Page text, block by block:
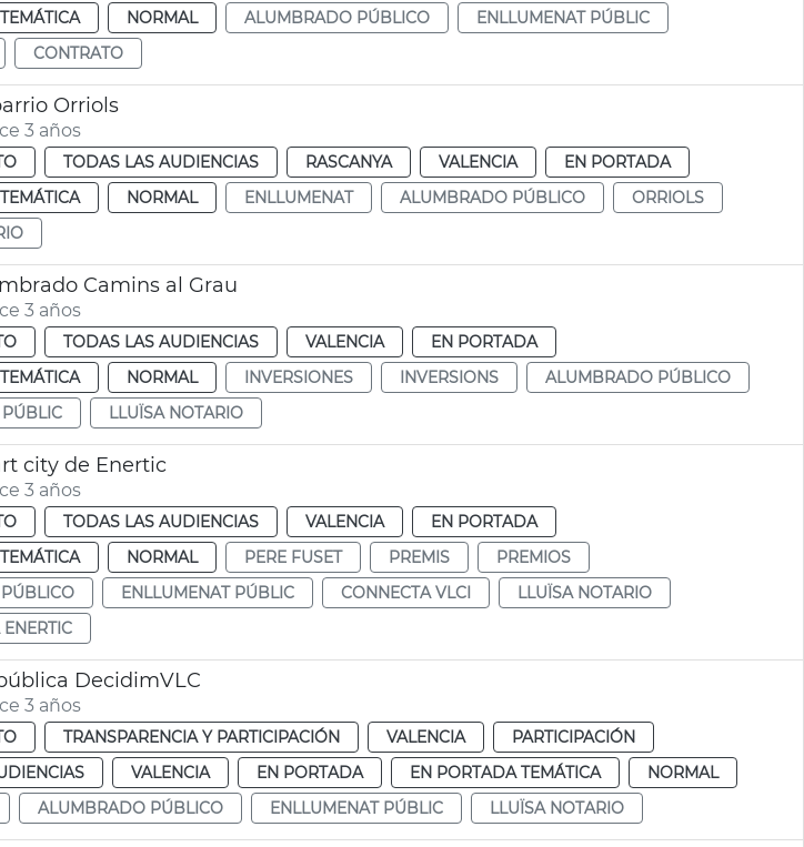
NORMAL ALUMBRADO PÚBLICO
ENLLUMENAT PÚBLIC
CONTRATO
Orriols
3 años
TODAS LAS AUDIENCIAS RASCANYA VALENCIA
EN PORTADA
NORMAL ENLLUMENAT ALUMBRADO PÚBLICO
ORRIOLS
Camins al Grau
3 años
TODAS LAS AUDIENCIAS VALENCIA
EN PORTADA
NORMAL INVERSIONES INVERSIONS
ALUMBRADO PÚBLICO
LLUÏSA NOTARIO
city de Enertic
3 años
TODAS LAS AUDIENCIAS VALENCIA
EN PORTADA
NORMAL PERE FUSET PREMIS
PREMIOS
ENLLUMENAT PÚBLIC CONNECTA VLCI
LLUÏSA NOTARIO
DecidimVLC
3 años
TRANSPARENCIA Y PARTICIPACIÓN VALENCIA
PARTICIPACIÓN
VALENCIA EN PORTADA EN PORTADA TEMÁTICA
NORMAL
ALUMBRADO PÚBLICO ENLLUMENAT PÚBLIC LLUÏSA NOTARIO